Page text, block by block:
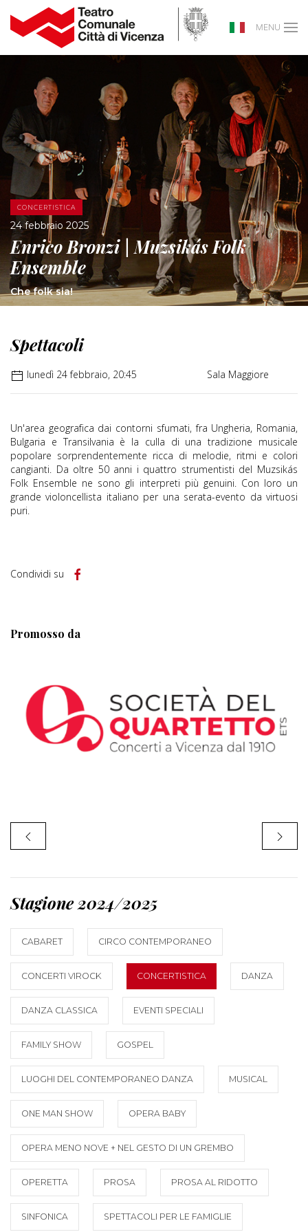
MENU
CONCERTISTICA
24 febbraio 2025
Enrico Bronzi | Muzsikás Folk
Ensemble
Che folk sia!
Spettacoli
lunedì 24 febbraio, 20:45 Sala Maggiore
Un'area geografica dai contorni sfumati, fra Ungheria, Romania,
Bulgaria e Transilvania è la culla di una tradizione musicale
popolare sorprendentemente ricca di melodie, ritmi e colori
cangianti. Da oltre 50 anni i quattro strumentisti del Muzsikás
Folk Ensemble ne sono gli interpreti più genuini. Con loro un
grande violoncellista italiano per una serata-evento da virtuosi
puri.
Condividi su
Promosso da
Stagione 2024/2025
CABARET CIRCO CONTEMPORANEO
CONCERTI VIROCK CONCERTISTICA DANZA
DANZA CLASSICA EVENTI SPECIALI
FAMILY SHOW GOSPEL
LUOGHI DEL CONTEMPORANEO DANZA MUSICAL
ONE MAN SHOW OPERA BABY
OPERA MENO NOVE + NEL GESTO DI UN GREMBO
OPERETTA PROSA PROSA AL RIDOTTO
SINFONICA SPETTACOLI PER LE FAMIGLIE